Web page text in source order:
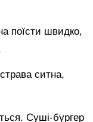
поїсти швидко,
ситна,
Суші-бургер